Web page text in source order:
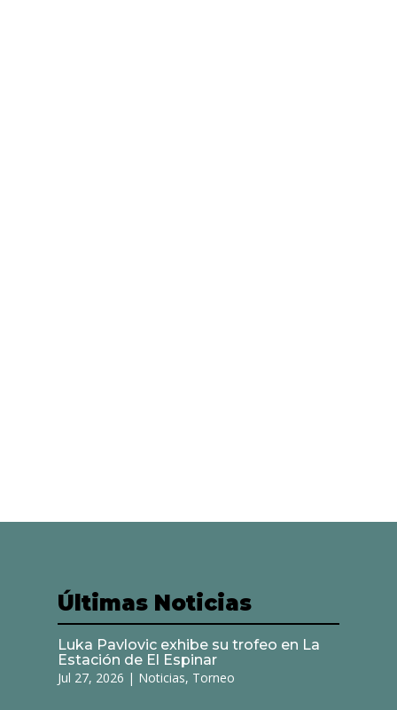
Últimas Noticias
Luka Pavlovic exhibe su trofeo en La
Estación de El Espinar
Jul 27, 2026 | Noticias, Torneo